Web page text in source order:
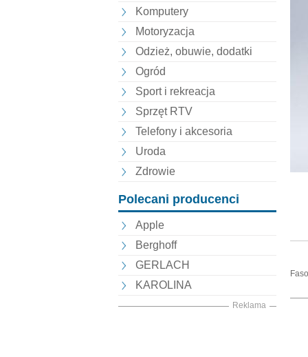
Komputery
Motoryzacja
Odzież, obuwie, dodatki
Ogród
Sport i rekreacja
Sprzęt RTV
Telefony i akcesoria
Uroda
Zdrowie
Polecani producenci
Apple
Berghoff
GERLACH
KAROLINA
Reklama